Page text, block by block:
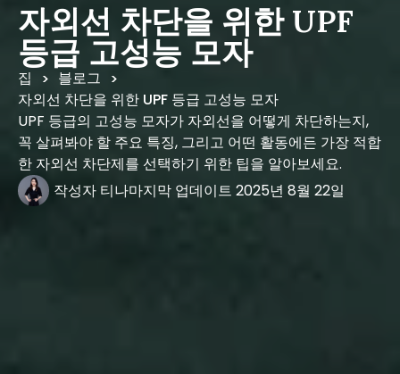
자외선 차단을 위한 UPF
등급 고성능 모자
집 > 블로그 >
자외선 차단을 위한 UPF 등급 고성능 모자
UPF 등급의 고성능 모자가 자외선을 어떻게 차단하는지,
꼭 살펴봐야 할 주요 특징, 그리고 어떤 활동에든 가장 적합
한 자외선 차단제를 선택하기 위한 팁을 알아보세요.
작성자 티나마지막 업데이트 2025년 8월 22일